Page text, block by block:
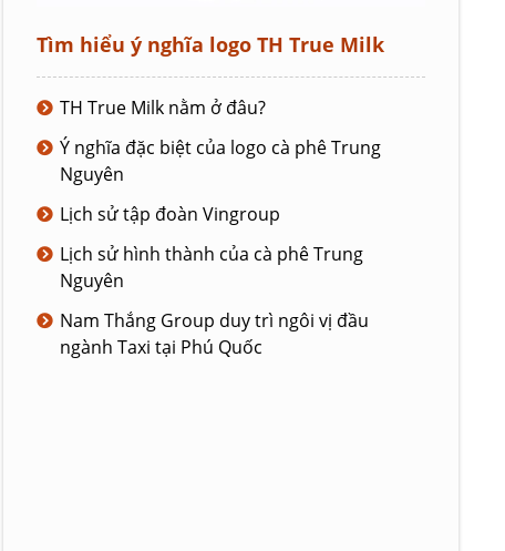
Tìm hiểu ý nghĩa logo TH True Milk
TH True Milk nằm ở đâu?
Ý nghĩa đặc biệt của logo cà phê Trung
Nguyên
Lịch sử tập đoàn Vingroup
Lịch sử hình thành của cà phê Trung
Nguyên
Nam Thắng Group duy trì ngôi vị đầu
ngành Taxi tại Phú Quốc